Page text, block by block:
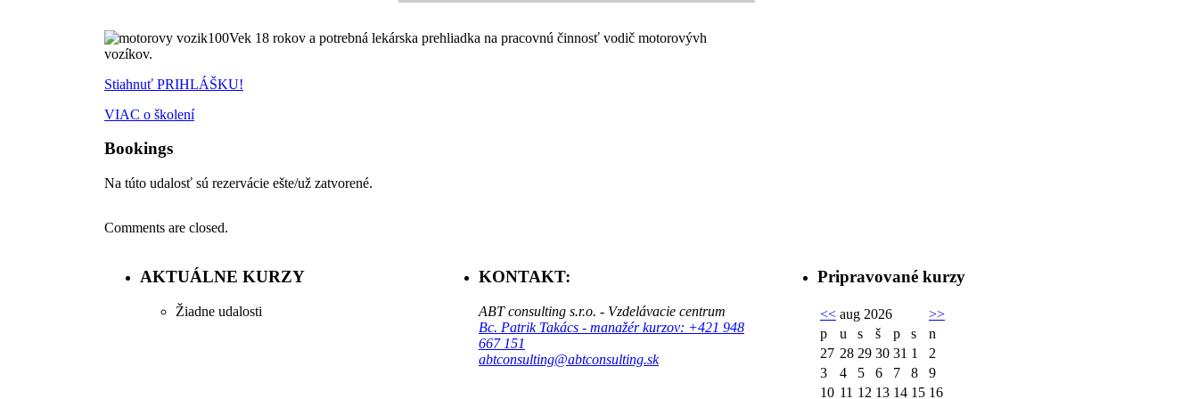
Vek 18 rokov a potrebná lekárska prehliadka na pracovnú činnosť vodič motorovývh
vozíkov.
Stiahnuť PRIHLÁŠKU!
VIAC o školení
Bookings
Na túto udalosť sú rezervácie ešte/už zatvorené.
Comments are closed.
AKTUÁLNE KURZY
Žiadne udalosti
KONTAKT:
ABT consulting s.r.o. - Vzdelávacie centrum
Bc. Patrik Takács - manažér kurzov: +421 948
667 151
abtconsulting@abtconsulting.sk
Pripravované kurzy
<< aug 2026
>>
p
u s š p s
n
27 28 29 30 31 1
2
3
4 5 6 7 8
9
10 11 12 13 14 15 16